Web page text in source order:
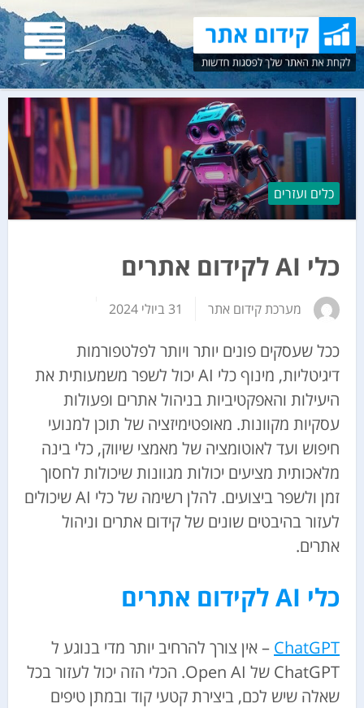
כלים ועזרים
כלי AI לקידום אתרים
מערכת קידום אתר 31 ביולי 2024
ככל שעסקים פונים יותר ויותר לפלטפורמות
דיגיטליות, מינוף כלי AI יכול לשפר משמעותית את
היעילות והאפקטיביות בניהול אתרים ופעולות
עסקיות מקוונות. מאופטימיזציה של תוכן למנועי
חיפוש ועד לאוטומציה של מאמצי שיווק, כלי בינה
מלאכותית מציעים יכולות מגוונות שיכולות לחסוך
זמן ולשפר ביצועים. להלן רשימה של כלי AI שיכולים
לעזור בהיבטים שונים של קידום אתרים וניהול
אתרים.
כלי AI לקידום אתרים
ChatGPT – אין צורך להרחיב יותר מדי בנוגע ל
ChatGPT של Open AI. הכלי הזה יכול לעזור בכל
שאלה שיש לכם, ביצירת קטעי קוד ובמתן טיפים